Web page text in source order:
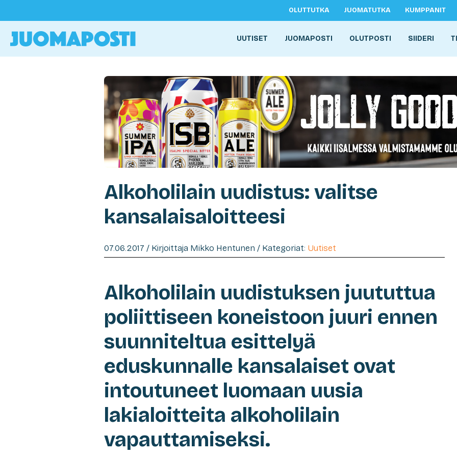
OLUTTUTKA JUOMATUTKA KUMPPANIT
UUTISET JUOMAPOSTI OLUTPOSTI SIIDERI
Alkoholilain uudistus: valitse
kansalaisaloitteesi
07.06.2017 / Kirjoittaja Mikko Hentunen / Kategoriat: Uutiset
Alkoholilain uudistuksen juututtua
poliittiseen koneistoon juuri ennen
suunniteltua esittelyä
eduskunnalle kansalaiset ovat
intoutuneet luomaan uusia
lakialoitteita alkoholilain
vapauttamiseksi.